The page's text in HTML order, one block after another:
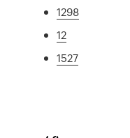
1298
12
1527